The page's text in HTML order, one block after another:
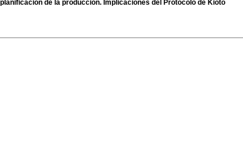
de la producción. Implicaciones del Protocolo de Kioto